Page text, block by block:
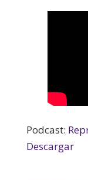
Podcast:
Descargar